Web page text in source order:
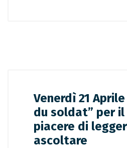
Venerdì 21
du soldat” per
piacere di
ascoltare